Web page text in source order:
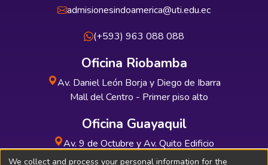
admisionesindoamerica@uti.edu.ec
(+593) 963 088 088
Oficina Riobamba
Av. Daniel León Borja y Diego de Ibarra
Mall del Centro - Primer piso alto
Oficina Guayaquil
Av. 9 de Octubre y Av. Quito Edificio
INDUAUTO - Planta baja
We collect and process your personal information for the